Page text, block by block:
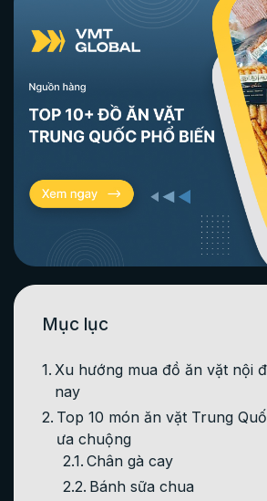
Mục lục
Xu hướng mua đồ ăn vặt nội
nay
Top 10 món ăn vặt Trung
ưa chuộng
Chân gà cay
Bánh sữa chua